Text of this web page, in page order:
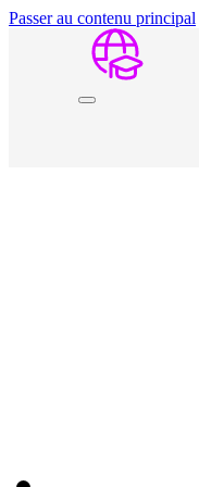
Passer au contenu principal